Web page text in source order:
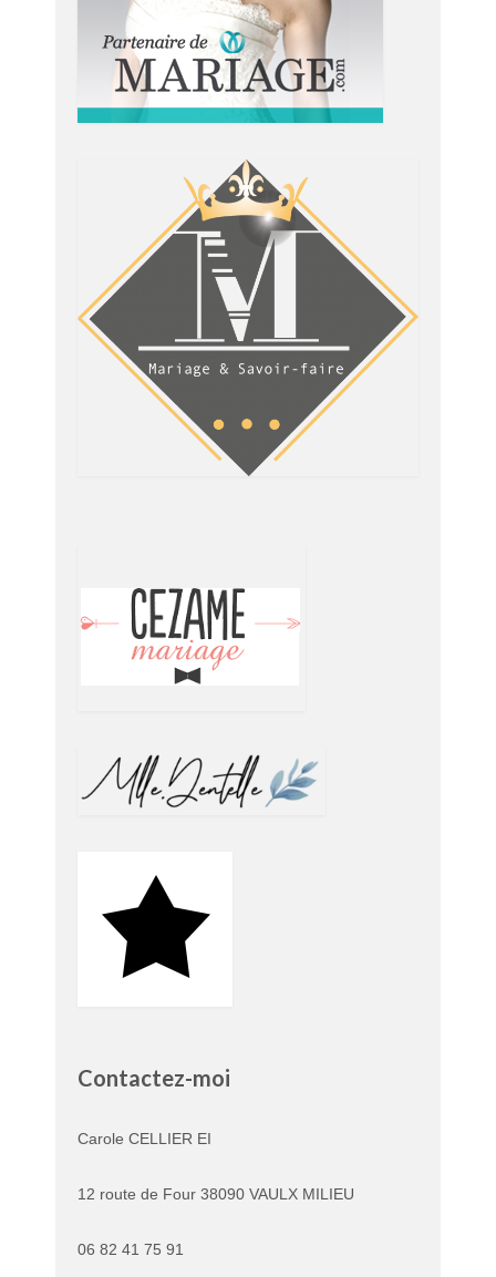
Contactez-moi
Carole CELLIER EI
12 route de Four 38090 VAULX MILIEU
06 82 41 75 91